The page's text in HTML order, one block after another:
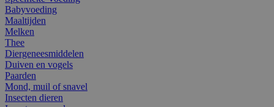
Babyvoeding
Maaltijden
Melken
Thee
Diergeneesmiddelen
Duiven en vogels
Paarden
Mond, muil of snavel
Insecten dieren